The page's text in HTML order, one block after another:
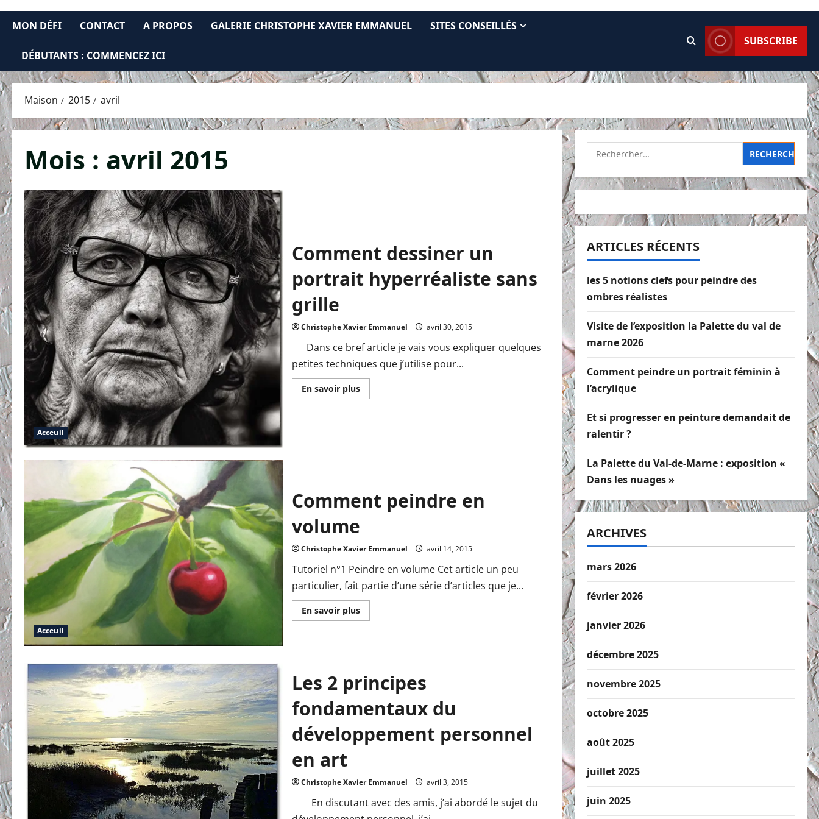
MON DÉFI CONTACT A PROPOS GALERIE CHRISTOPHE XAVIER EMMANUEL SITES CONSEILLÉS
DÉBUTANTS : COMMENCEZ ICI
SUBSCRIBE
Maison 2015 avril
Mois : avril 2015
Acceuil
Comment dessiner un
portrait hyperréaliste sans
grille
Christophe Xavier Emmanuel avril 30, 2015
Dans ce bref article je vais vous expliquer quelques
petites techniques que j’utilise pour...
En savoir plusEn
savoir
Acceuil
Comment peindre en
volume
Christophe Xavier Emmanuel avril 14, 2015
Tutoriel n°1 Peindre en volume Cet article un peu
particulier, fait partie d’une série d’articles que je...
En savoir plusEn
savoir
Les 2 principes
fondamentaux du
développement personnel
en art
Christophe Xavier Emmanuel avril 3, 2015
En discutant avec des amis, j’ai abordé le sujet du
Rechercher :
ARTICLES RÉCENTS
les 5 notions clefs pour peindre des
ombres réalistes
Visite de l’exposition la Palette du val de
marne 2026
Comment peindre un portrait féminin à
l’acrylique
Et si progresser en peinture demandait de
ralentir ?
La Palette du Val-de-Marne : exposition «
Dans les nuages »
ARCHIVES
mars 2026
février 2026
janvier 2026
décembre 2025
novembre 2025
octobre 2025
août 2025
juillet 2025
juin 2025